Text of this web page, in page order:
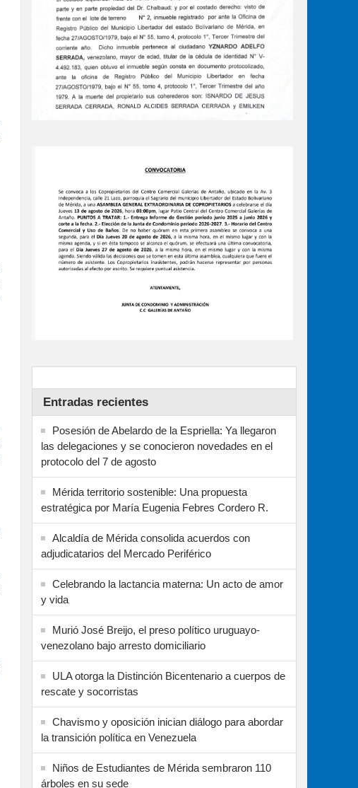
Entradas recientes
Posesión de Abelardo de la Espriella: Ya llegaron
las delegaciones y se conocieron novedades en el
protocolo del 7 de agosto
Mérida territorio sostenible: Una propuesta
estratégica por María Eugenia Febres Cordero R.
Alcaldía de Mérida consolida acuerdos con
adjudicatarios del Mercado Periférico
Celebrando la lactancia materna: Un acto de amor
y vida
Murió José Breijo, el preso político uruguayo-
venezolano bajo arresto domiciliario
ULA otorga la Distinción Bicentenario a cuerpos de
rescate y socorristas
Chavismo y oposición inician diálogo para abordar
la transición política en Venezuela
Niños de Estudiantes de Mérida sembraron 110
árboles en su sede